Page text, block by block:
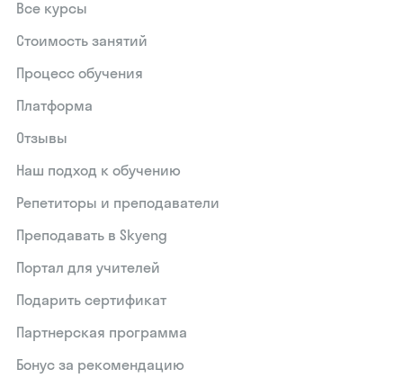
Все курсы
Стоимость занятий
Процесс обучения
Платформа
Отзывы
Наш подход к обучению
Репетиторы и преподаватели
Преподавать в Skyeng
Портал для учителей
Подарить сертификат
Партнерская программа
Бонус за рекомендацию